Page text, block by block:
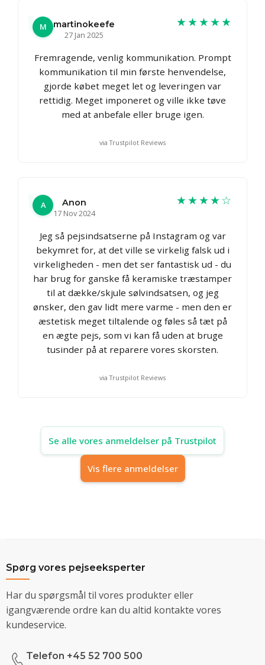
M
martinokeefe
27 Jan 2025
★★★★★
Fremragende, venlig kommunikation. Prompt
kommunikation til min første henvendelse,
gjorde købet meget let og leveringen var
rettidig. Meget imponeret og ville ikke tøve
med at anbefale eller bruge igen.
via Trustpilot Reviews
A
Anon
17 Nov 2024
★★★★☆
Jeg så pejsindsatserne på Instagram og var
bekymret for, at det ville se virkelig falsk ud i
virkeligheden - men det ser fantastisk ud - du
har brug for ganske få keramiske træstamper
til at dække/skjule sølvindsatsen, og jeg
ønsker, den gav lidt mere varme - men den er
æstetisk meget tiltalende og føles så tæt på
en ægte pejs, som vi kan få uden at bruge
tusinder på at reparere vores skorsten.
via Trustpilot Reviews
Se alle vores anmeldelser på Trustpilot
Vis flere anmeldelser
Spørg vores pejseeksperter
Har du spørgsmål til vores produkter eller
igangværende ordre kan du altid kontakte vores
kundeservice.
Telefon +45 52 700 500